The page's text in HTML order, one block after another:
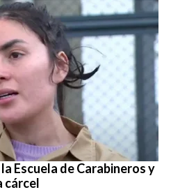
Escuela de Carabineros y
cárcel